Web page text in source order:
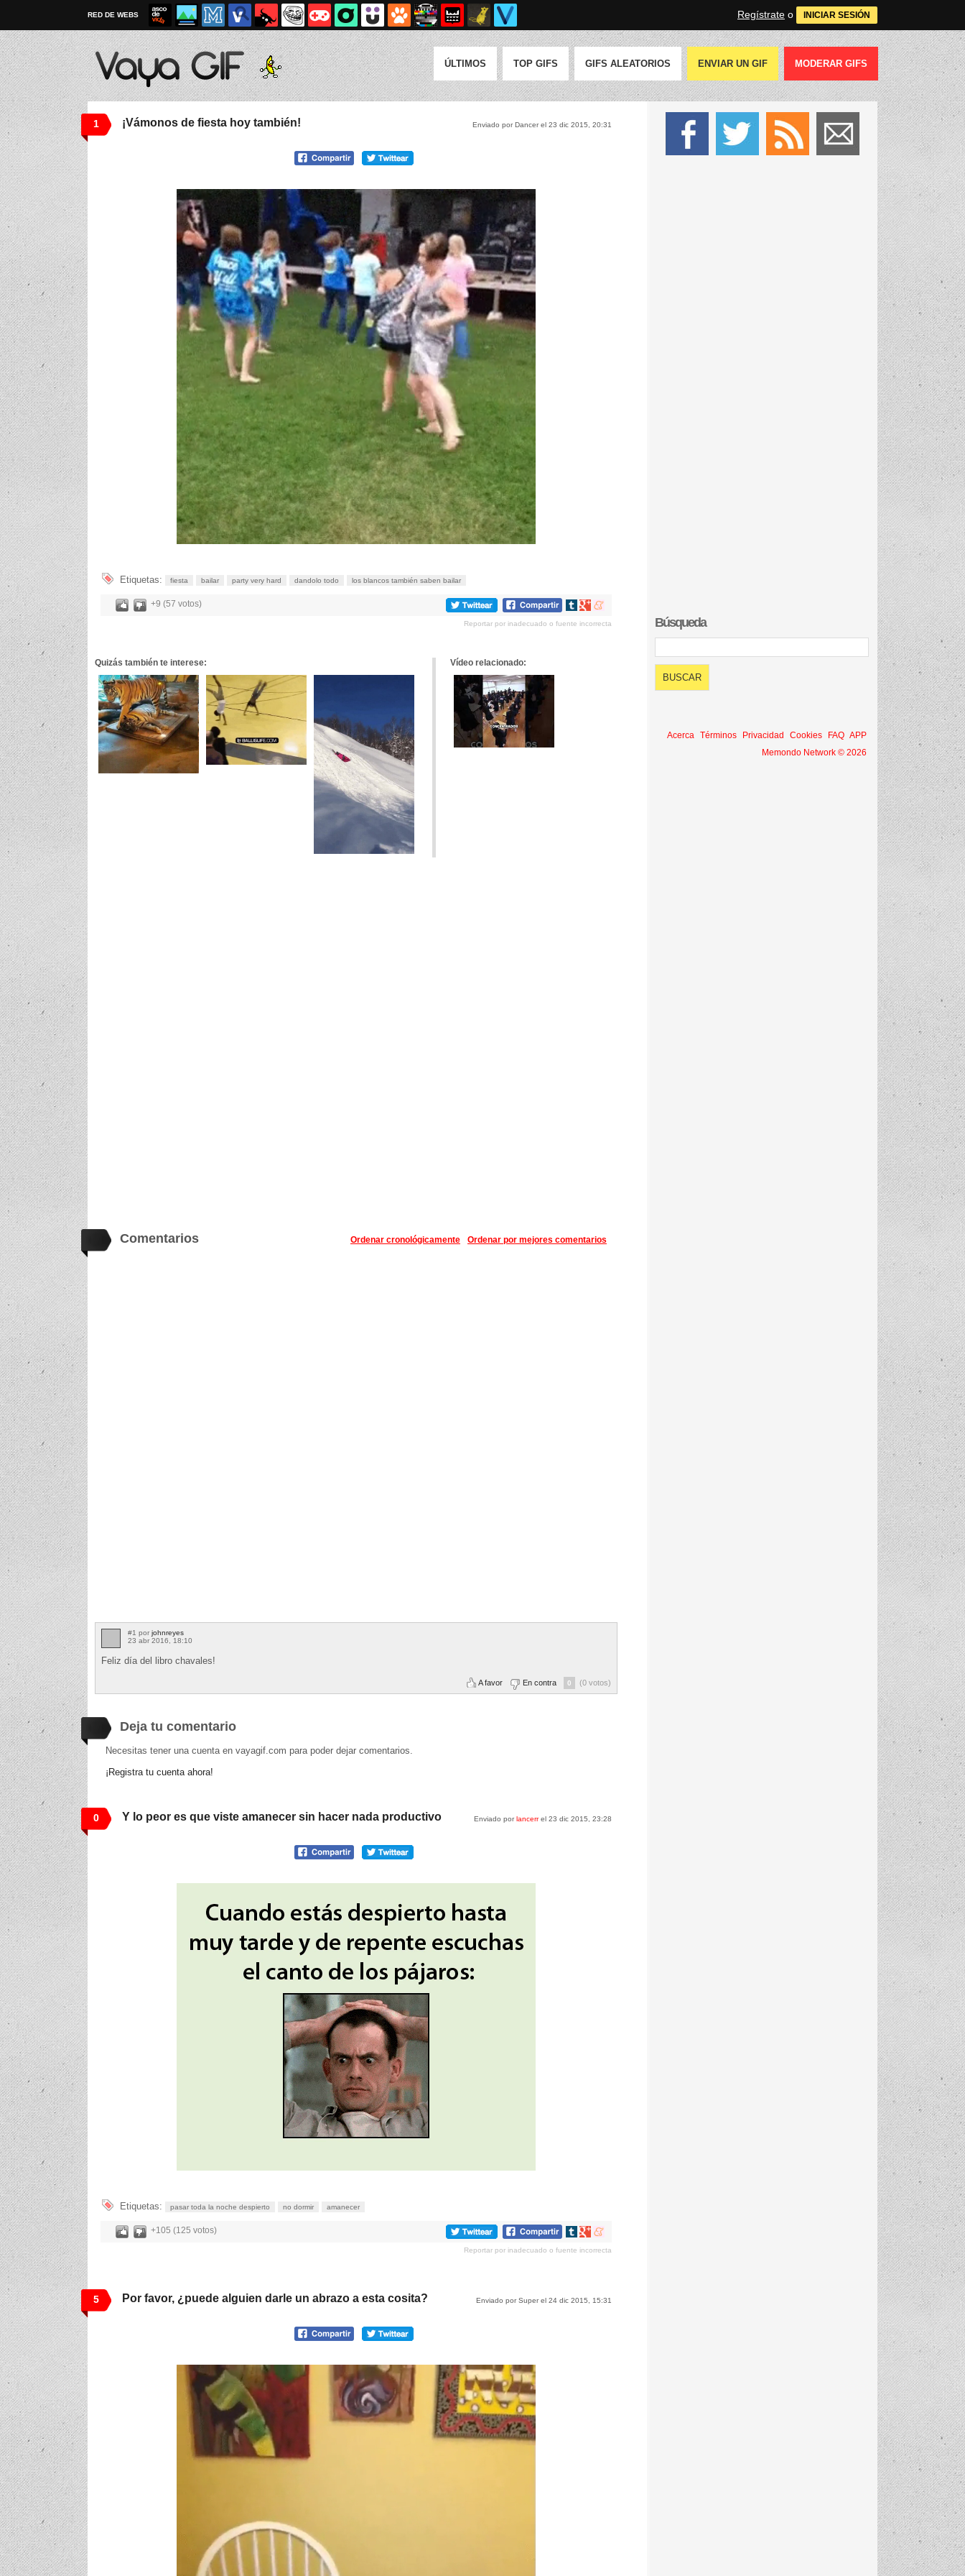
RED DE WEBS Regístrate o INICIAR SESIÓN
ÚLTIMOS TOP GIFS GIFS ALEATORIOS ENVIAR UN GIF MODERAR GIFS
1 Enviado por Dancer el 23 dic 2015, 20:31
¡Vámonos de fiesta hoy también!
Etiquetas: fiesta bailar party very hard dandolo todo los blancos también saben bailar
+9 (57 votos)
Compartir
tumblr
Compartir
Google+
Compartir
meneame
Reportar por inadecuado o fuente incorrecta
Quizás también te interese: Vídeo relacionado:
Comentarios Ordenar por mejores comentarios
Ordenar cronológicamente
#1 por johnreyes
23 abr 2016, 18:10
Feliz día del libro chavales!
A favor En contra 0 (0 votos)
Deja tu comentario
Necesitas tener una cuenta en vayagif.com para poder dejar comentarios.
¡Registra tu cuenta ahora!
0 Enviado porlancerrel 23 dic 2015, 23:28
Y lo peor es que viste amanecer sin hacer nada productivo
Etiquetas: pasar toda la noche despierto no dormir amanecer
+105 (125 votos)
Compartir
tumblr
Compartir
Google+
Compartir
meneame
Reportar por inadecuado o fuente incorrecta
5 Enviado por Super el 24 dic 2015, 15:31
Por favor, ¿puede alguien darle un abrazo a esta cosita?
Búsqueda
Acerca Términos Privacidad Cookies FAQ APP
Memondo Network © 2026